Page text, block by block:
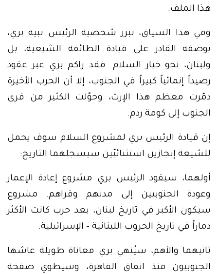
هذا الملف.
وفي هذا السياق، تبرز شخصية الرئيس نبيه بري،
بوصفه القادر على قيادة الطائفة الشيعية، بل
ولبنان، نحو خيار السلام. فقد راكم بري عبر عقود
رصيداً إنمائياً كبيراً في الجنوب، إلا أن الحرب الأخيرة
دمّرت معظم هذا الإرث، وحوّلت الكثير من قرى
الجنوب إلى كومة ردم.
إن قيادة الرئيس بري لمشروع السلام سوف يحمل
للشيعة إنجازين استثنائيّين سيسجلهما التاريخ:
أولهما، سيقود الرئيس بري مشروع إعادة الإعمار
وعودة الجنوبيين إلى مدنهم وقراهم. مشروع
سيكون الأكبر في تاريخ لبنان، بعد حرب كانت الأكثر
دماراً في تاريخ الحروب اللبنانية – الإسرائيلية.
ثانيهما والأهم، سيُنهي بري معاناة طويلة عاشها
الجنوبيون منذ اتفاق القاهرة، وسيطوي صفحة